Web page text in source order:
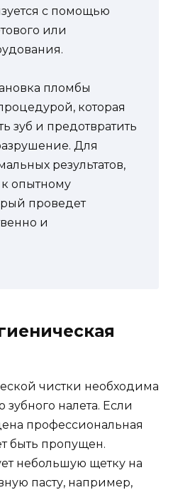
с помощью
или
пломбы
которая
зуб и предотвратить
Для
результатов,
к опытному
проведет
и
чистки необходима
налета. Если
профессиональная
быть пропущен.
небольшую щетку на
пасту, например,